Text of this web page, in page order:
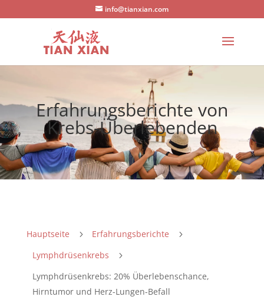
info@tianxian.com
Erfahrungsberichte von
Krebs-Überlebenden
Hauptseite 5 Erfahrungsberichte 5
Lymphdrüsenkrebs 5
Lymphdrüsenkrebs: 20% Überlebenschance,
Hirntumor und Herz-Lungen-Befall